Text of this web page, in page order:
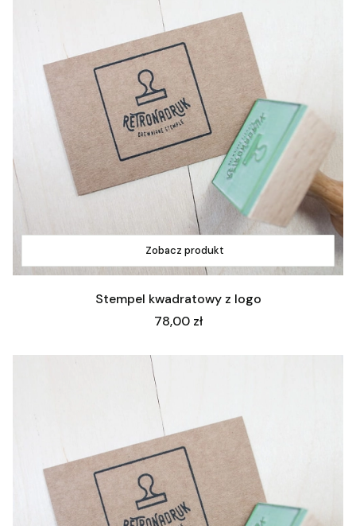
Zobacz produkt
Stempel kwadratowy z logo
Cena
78,00 zł